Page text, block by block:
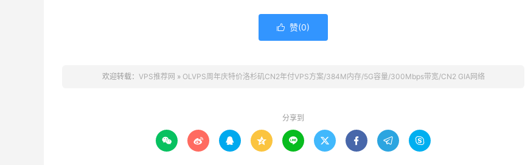
 赞(0)
欢迎转载： VPS推荐网 » OLVPS周年庆特价洛杉矶CN2年付VPS方案/384M内存/5G容量/300Mbps带宽/CN2 GIA网络
分享到
        